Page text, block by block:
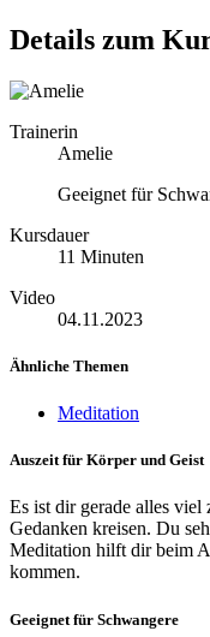
Details zum
Trainerin
Amelie
Geeignet für
Kursdauer
11 Minuten
Video
04.11.2023
Ähnliche Themen
Meditation
Auszeit für Körper und Geist
Es ist dir gerade alles
Gedanken kreisen. Du
Meditation hilft dir beim
kommen.
Geeignet für Schwangere